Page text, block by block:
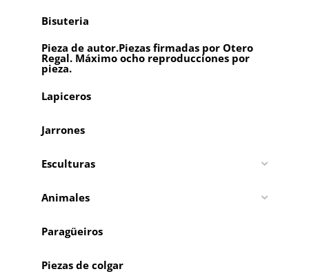
Bisuteria
Pieza de autor.Piezas firmadas por Otero
Regal. Máximo ocho reproducciones por
pieza.
Lapiceros
Jarrones
Esculturas
Animales
Paragüeiros
Piezas de colgar